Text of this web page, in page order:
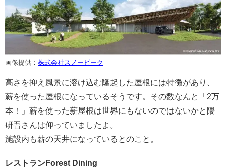
画像提供： 株式会社スノーピーク
高さを抑え風景に溶け込む隆起した屋根には特徴があり、
薪を使った屋根になっているそうです。その数なんと「2万
本！」薪を使った薪屋根は世界にもないのではないかと隈
研吾さんは仰っていましたよ。
施設内も薪の天井になっているとのこと。
レストランForest Dining